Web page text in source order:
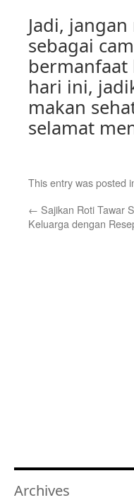
Jadi,
sebagai
bermanfaat
hari ini,
makan
selamat
This entry was posted
← Sajikan Roti Tawar
Keluarga dengan
Archives